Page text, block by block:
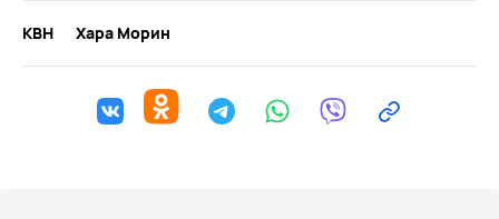
КВН Хара Морин